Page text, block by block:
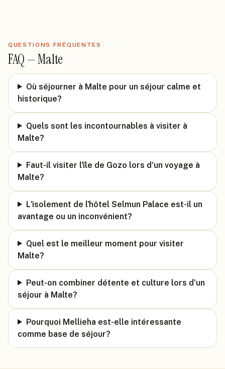
QUESTIONS FRÉQUENTES
FAQ —Malte
Où séjourner à Malte pour un séjour calme et
historique?
Quels sont les incontournables à visiter à
Malte?
Faut-il visiter l'île de Gozo lors d'un voyage à
Malte?
L'isolement de l'hôtel Selmun Palace est-il un
avantage ou un inconvénient?
Quel est le meilleur moment pour visiter
Malte?
Peut-on combiner détente et culture lors d'un
séjour à Malte?
Pourquoi Mellieha est-elle intéressante
comme base de séjour?